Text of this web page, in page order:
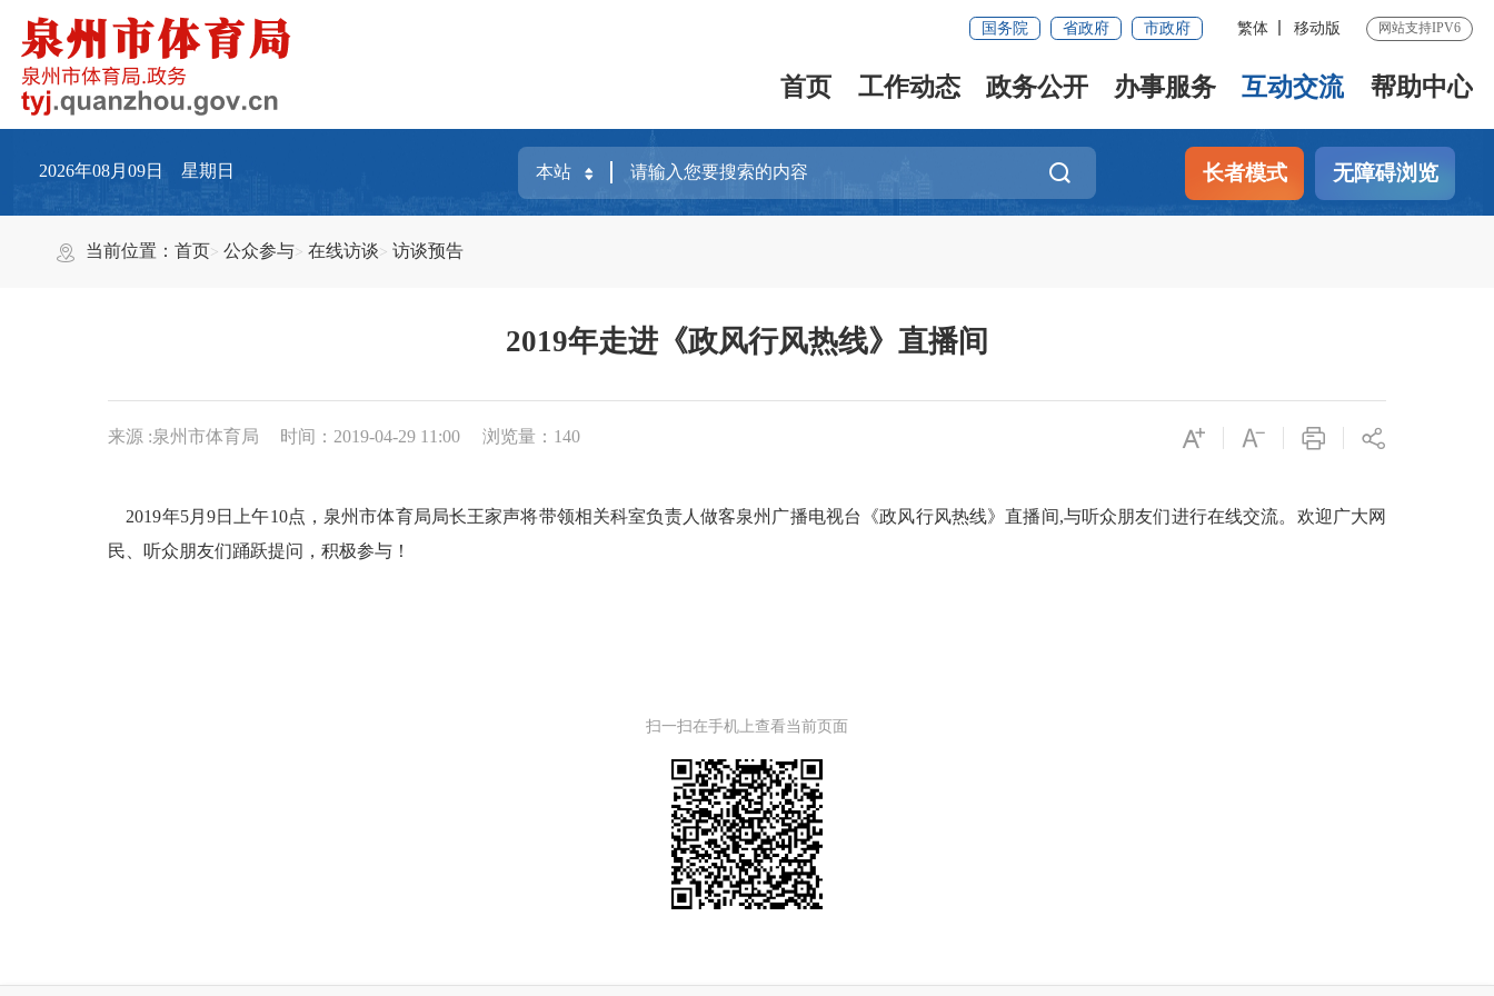
国务院 省政府 市政府 繁体 移动版 网站支持IPV6
首页 工作动态 政务公开 办事服务 互动交流 帮助中心
2026年08月09日 星期日 长者模式 无障碍浏览
当前位置：首页 公众参与 在线访谈 访谈预告
2019年走进《政风行风热线》直播间
来源 :泉州市体育局 时间：2019-04-29 11:00 浏览量： 140
2019年5月9日上午10点， 泉州市体育局局长王家声将带领相关科室负责人做客泉州广播电视台《政风行风热线》直播间,与听众朋友们进行在线交流。欢迎广大网
民、听众朋友们踊跃提问，积极参与！
扫一扫在手机上查看当前页面